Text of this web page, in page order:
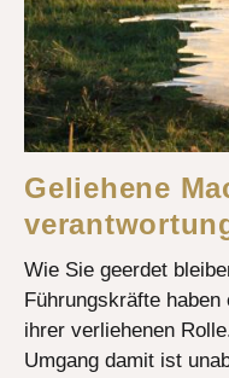
Geliehene
Wie Sie geerdet
Führungskräfte
ihrer verliehenen
Umgang damit ist